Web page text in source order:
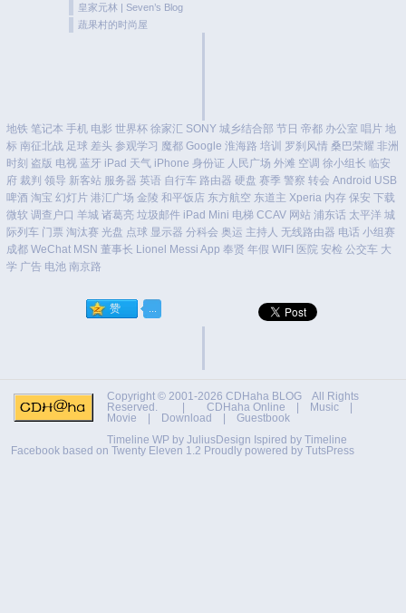
皇家元林 | Seven’s Blog
蔬果村的时尚屋
地铁 笔记本 手机 电影 世界杯 徐家汇 SONY 城乡结合部 节日 帝都 办公室 唱片 地
标 南征北战 足球 差头 参观学习 魔都 Google 淮海路 培训 罗刹风情 桑巴荣耀 非洲
时刻 盗版 电视 蓝牙 iPad 天气 iPhone 身份证 人民广场 外滩 空调 徐小组长 临安
府 裁判 领导 新客站 服务器 英语 自行车 路由器 硬盘 赛季 警察 转会 Android USB
啤酒 淘宝 幻灯片 港汇广场 金陵 和平饭店 东方航空 东道主 Xperia 内存 保安 下载
微软 调查户口 羊城 诸葛亮 垃圾邮件 iPad Mini 电梯 CCAV 网站 浦东话 太平洋 城
际列车 门票 淘汰赛 光盘 点球 显示器 分科会 奥运 主持人 无线路由器 电话 小组赛
成都 WeChat MSN 董事长 Lionel Messi App 奉贤 年假 WIFI 医院 安检 公交车 大
学 广告 电池 南京路
Copyright © 2001-2026 CDHaha BLOG All Rights
Reserved. | CDHaha Online Music
Movie
Download
Guestbook
Timeline WP by JuliusDesign Ispired by Timeline
Facebook based on Twenty Eleven 1.2 Proudly powered by TutsPress